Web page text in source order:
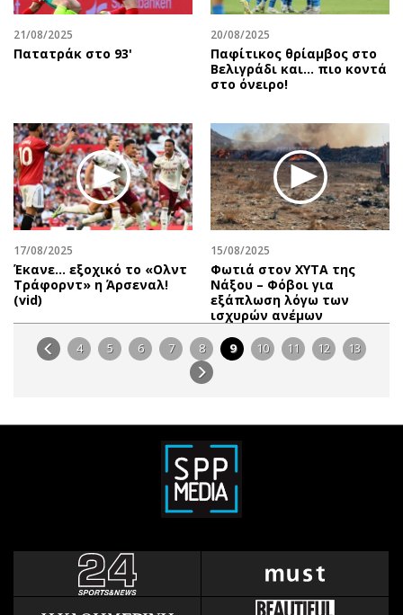
21/08/2025
Πατατράκ στο 93'
20/08/2025
Παφίτικος θρίαμβος στο
Βελιγράδι και... πιο κοντά
στο όνειρο!
17/08/2025
Έκανε… εξοχικό το «Ολντ
Τράφορντ» η Άρσεναλ!
(vid)
15/08/2025
Φωτιά στον ΧΥΤΑ της
Νάξου – Φόβοι για
εξάπλωση λόγω των
ισχυρών ανέμων
4 5 6 7 8 9 10 11 12 13